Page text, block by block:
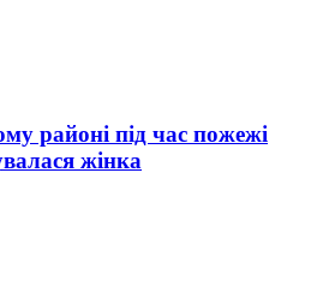
районі під час пожежі
жінка